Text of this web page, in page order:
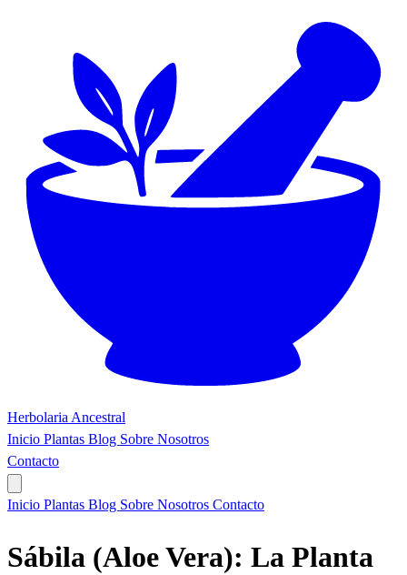
Herbolaria Ancestral
Inicio Plantas Blog Sobre Nosotros
Contacto
Inicio Plantas Blog Sobre Nosotros Contacto
Sábila (Aloe Vera): La Planta